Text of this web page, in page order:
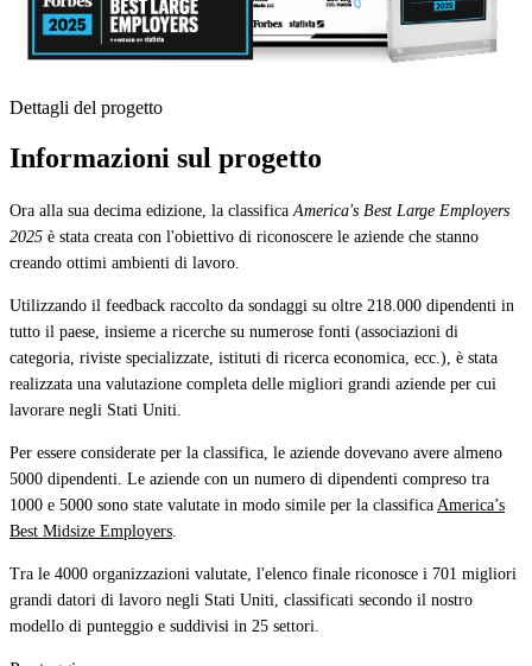
Dettagli del progetto
Informazioni sul progetto
Ora alla sua decima edizione, la classificaAmerica's Best Large Employers
2025 è stata creata con l'obiettivo di riconoscere le aziende che stanno
creando ottimi ambienti di lavoro.
Utilizzando il feedback raccolto da sondaggi su oltre 218.000 dipendenti in
tutto il paese, insieme a ricerche su numerose fonti (associazioni di
categoria, riviste specializzate, istituti di ricerca economica, ecc.), è stata
realizzata una valutazione completa delle migliori grandi aziende per cui
lavorare negli Stati Uniti.
Per essere considerate per la classifica, le aziende dovevano avere almeno
5000 dipendenti. Le aziende con un numero di dipendenti compreso tra
1000 e 5000 sono state valutate in modo simile per la classifica America’s
Best Midsize Employers.
Tra le 4000 organizzazioni valutate, l'elenco finale riconosce i 701 migliori
grandi datori di lavoro negli Stati Uniti, classificati secondo il nostro
modello di punteggio e suddivisi in 25 settori.